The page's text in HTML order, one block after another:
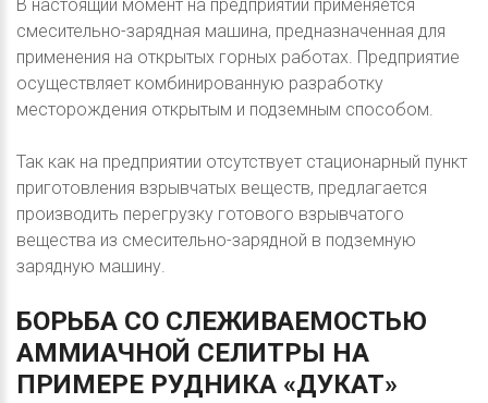
В настоящий момент на предприятии применяется
смесительно-зарядная машина, предназначенная для
применения на открытых горных работах. Предприятие
осуществляет комбинированную разработку
месторождения открытым и подземным способом.
Так как на предприятии отсутствует стационарный пункт
приготовления взрывчатых веществ, предлагается
производить перегрузку готового взрывчатого
вещества из смесительно-зарядной в подземную
зарядную машину.
БОРЬБА СО СЛЕЖИВАЕМОСТЬЮ
АММИАЧНОЙ СЕЛИТРЫ НА
ПРИМЕРЕ РУДНИКА «ДУКАТ»